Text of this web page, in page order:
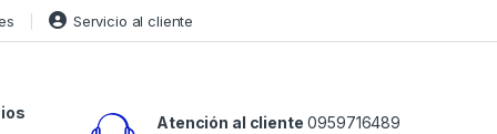
Servicio al cliente
Atención al cliente 0959716489